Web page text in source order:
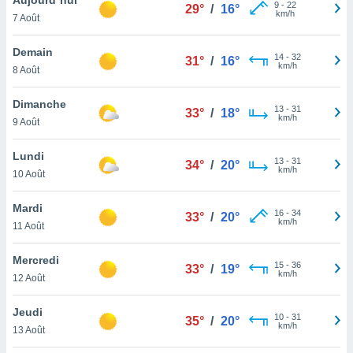
et
»,
au
vous
qu'ils
ou
le
ainsi
un
la
du
7 Août
29° / 16° 9- 22
km/h
Demain
8 Août
31° / 16° 14- 32
km/h
Dimanche
9 Août
33° / 18° 13- 31
km/h
Lundi
10 Août
34° / 20° 13- 31
km/h
Mardi
11 Août
33° / 20° 16- 34
km/h
Mercredi
12 Août
33° / 19° 15- 36
km/h
Jeudi
13 Août
35° / 20° 10- 31
km/h